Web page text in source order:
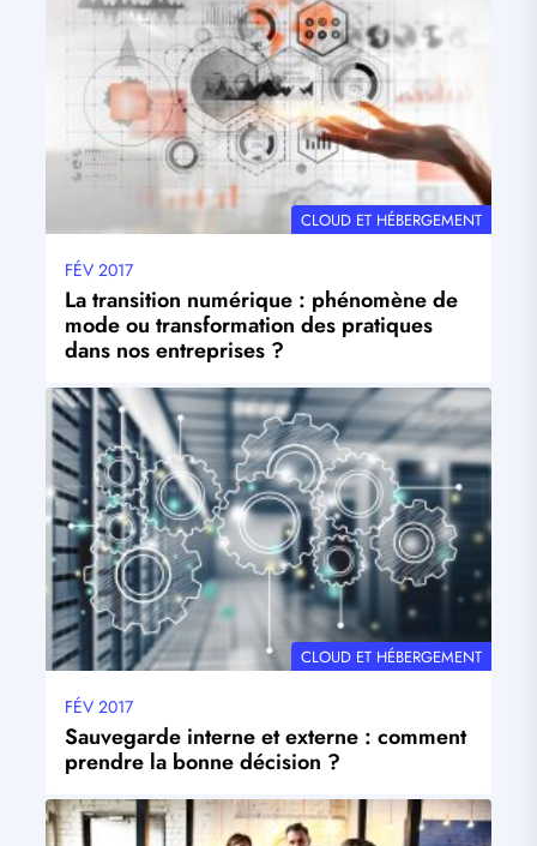
THÉMATIQUE
CLOUD ET HÉBERGEMENT
Date
mise
à
jour
FÉV 2017
La transition numérique : phénomène de
mode ou transformation des pratiques
dans nos entreprises ?
Visuel
principal
THÉMATIQUE
CLOUD ET HÉBERGEMENT
Date
mise
à
jour
FÉV 2017
Sauvegarde interne et externe : comment
prendre la bonne décision ?
Visuel
principal